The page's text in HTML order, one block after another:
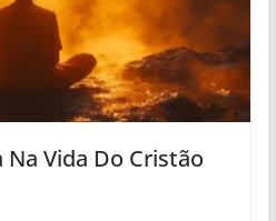
Na Vida Do Cristão